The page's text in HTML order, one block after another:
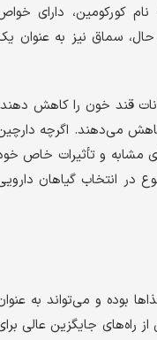
کورکومین، دارای
سماق نیز به عنوان
قند خون را کاهش
می‌دهند. اگرچه
مشابه و تأثیرات خاص
در انتخاب گیاهان
بوده و می‌تواند به
جایگزین عالی